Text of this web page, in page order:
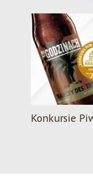
Konkursie